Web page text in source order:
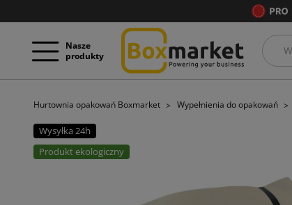
Nasze
produkty
Hurtownia opakowań Boxmarket Wypełnienia do opakowań
Wysyłka 24h
Produkt ekologiczny